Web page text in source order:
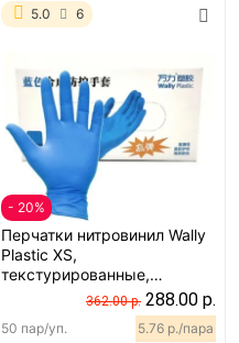
5.0 6
- 20%
Перчатки нитровинил Wally
Plastic XS,
текстурированные,
голубые, 50 пар
362.00 р. 288.00 р.
50 пар/уп. 5.76 р./пара